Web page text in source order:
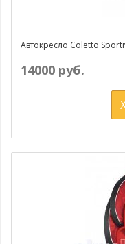
Автокресло Coletto
14000 руб.